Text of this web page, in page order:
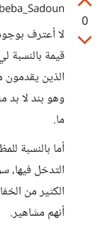
0
لا أعترف
قيمة بالنسبة
الذين يقدمون
وهو بند لا بد
ما.
أما بالنسبة
التدخل فيها،
الكثير من
أنهم مشاهير.